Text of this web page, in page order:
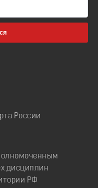
России
дисциплин
РФ